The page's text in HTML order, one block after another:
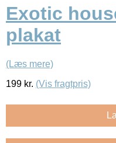
Exotic
plakat
(Læs mere)
199 kr. (Vis fragtpris)